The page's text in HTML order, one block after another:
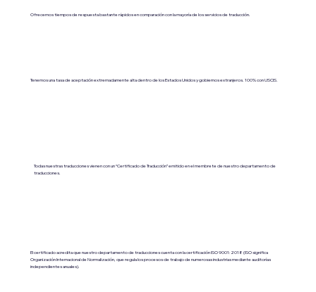
Ofrecemos tiempos de respuesta bastante rápidos en comparación con la mayoría de los servicios de traducción.
Tenemos una tasa de aceptación extremadamente alta dentro de los Estados Unidos y gobiernos extranjeros. 100% con USCIS.
Todas nuestras traducciones vienen con un “Certificado de Traducción” emitido en el membrete de nuestro departamento de
traducciones.
El certificado acredita que nuestro departamento de traducciones cuenta con la certificación ISO 9001:2018 (ISO significa
Organización Internacional de Normalización, que regula los procesos de trabajo de numerosas industrias mediante auditorías
independientes anuales).